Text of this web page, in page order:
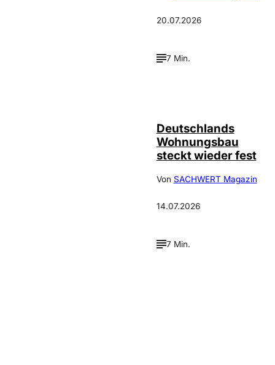
20.07.2026
7 Min.
Deutschlands
Wohnungsbau
steckt wieder fest
Von SACHWERT Magazin
14.07.2026
7 Min.